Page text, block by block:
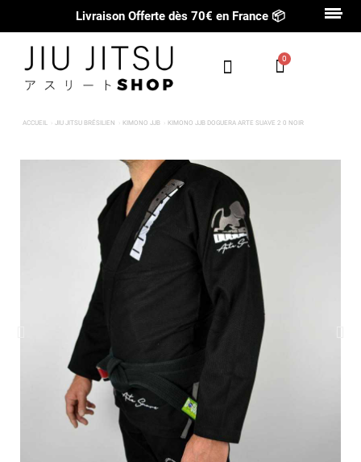
Livraison Offerte dès 70€ en France 📦
ACCUEIL JIU JITSU BRÉSILIEN KIMONO JJB KIMONO JJB DOGUERA ARTE SUAVE 2 0 NOIR